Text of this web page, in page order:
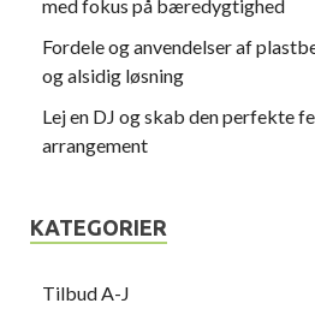
med fokus på bæredygtighed
Fordele og anvendelser af
og alsidig løsning
Lej en DJ og skab den perfekte
arrangement
KATEGORIER
Tilbud A-J